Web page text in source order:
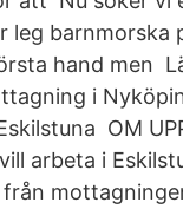
leg barnmorska
hand men
i
OM
arbeta i